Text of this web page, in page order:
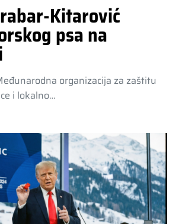
Kitarović
psa na
organizacija za zaštitu
i lokalno…